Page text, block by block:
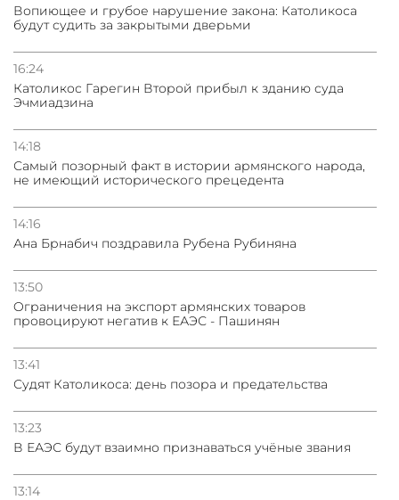
Вопиющее и грубое нарушение закона: Католикоса
будут судить за закрытыми дверьми
16:24
Католикос Гарегин Второй прибыл к зданию суда
Эчмиадзина
14:18
Самый позорный факт в истории армянского народа,
не имеющий исторического прецедента
14:16
Ана Брнабич поздравила Рубена Рубиняна
13:50
Oграничения на экспорт армянских товаров
провоцируют негатив к ЕАЭС - Пашинян
13:41
Судят Католикоса: день позора и предательства
13:23
В ЕАЭС будут взаимно признаваться учёные звания
13:14